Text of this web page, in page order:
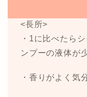
<長所>
・1に比べたら
ンプーの液体が
・香りがよく気